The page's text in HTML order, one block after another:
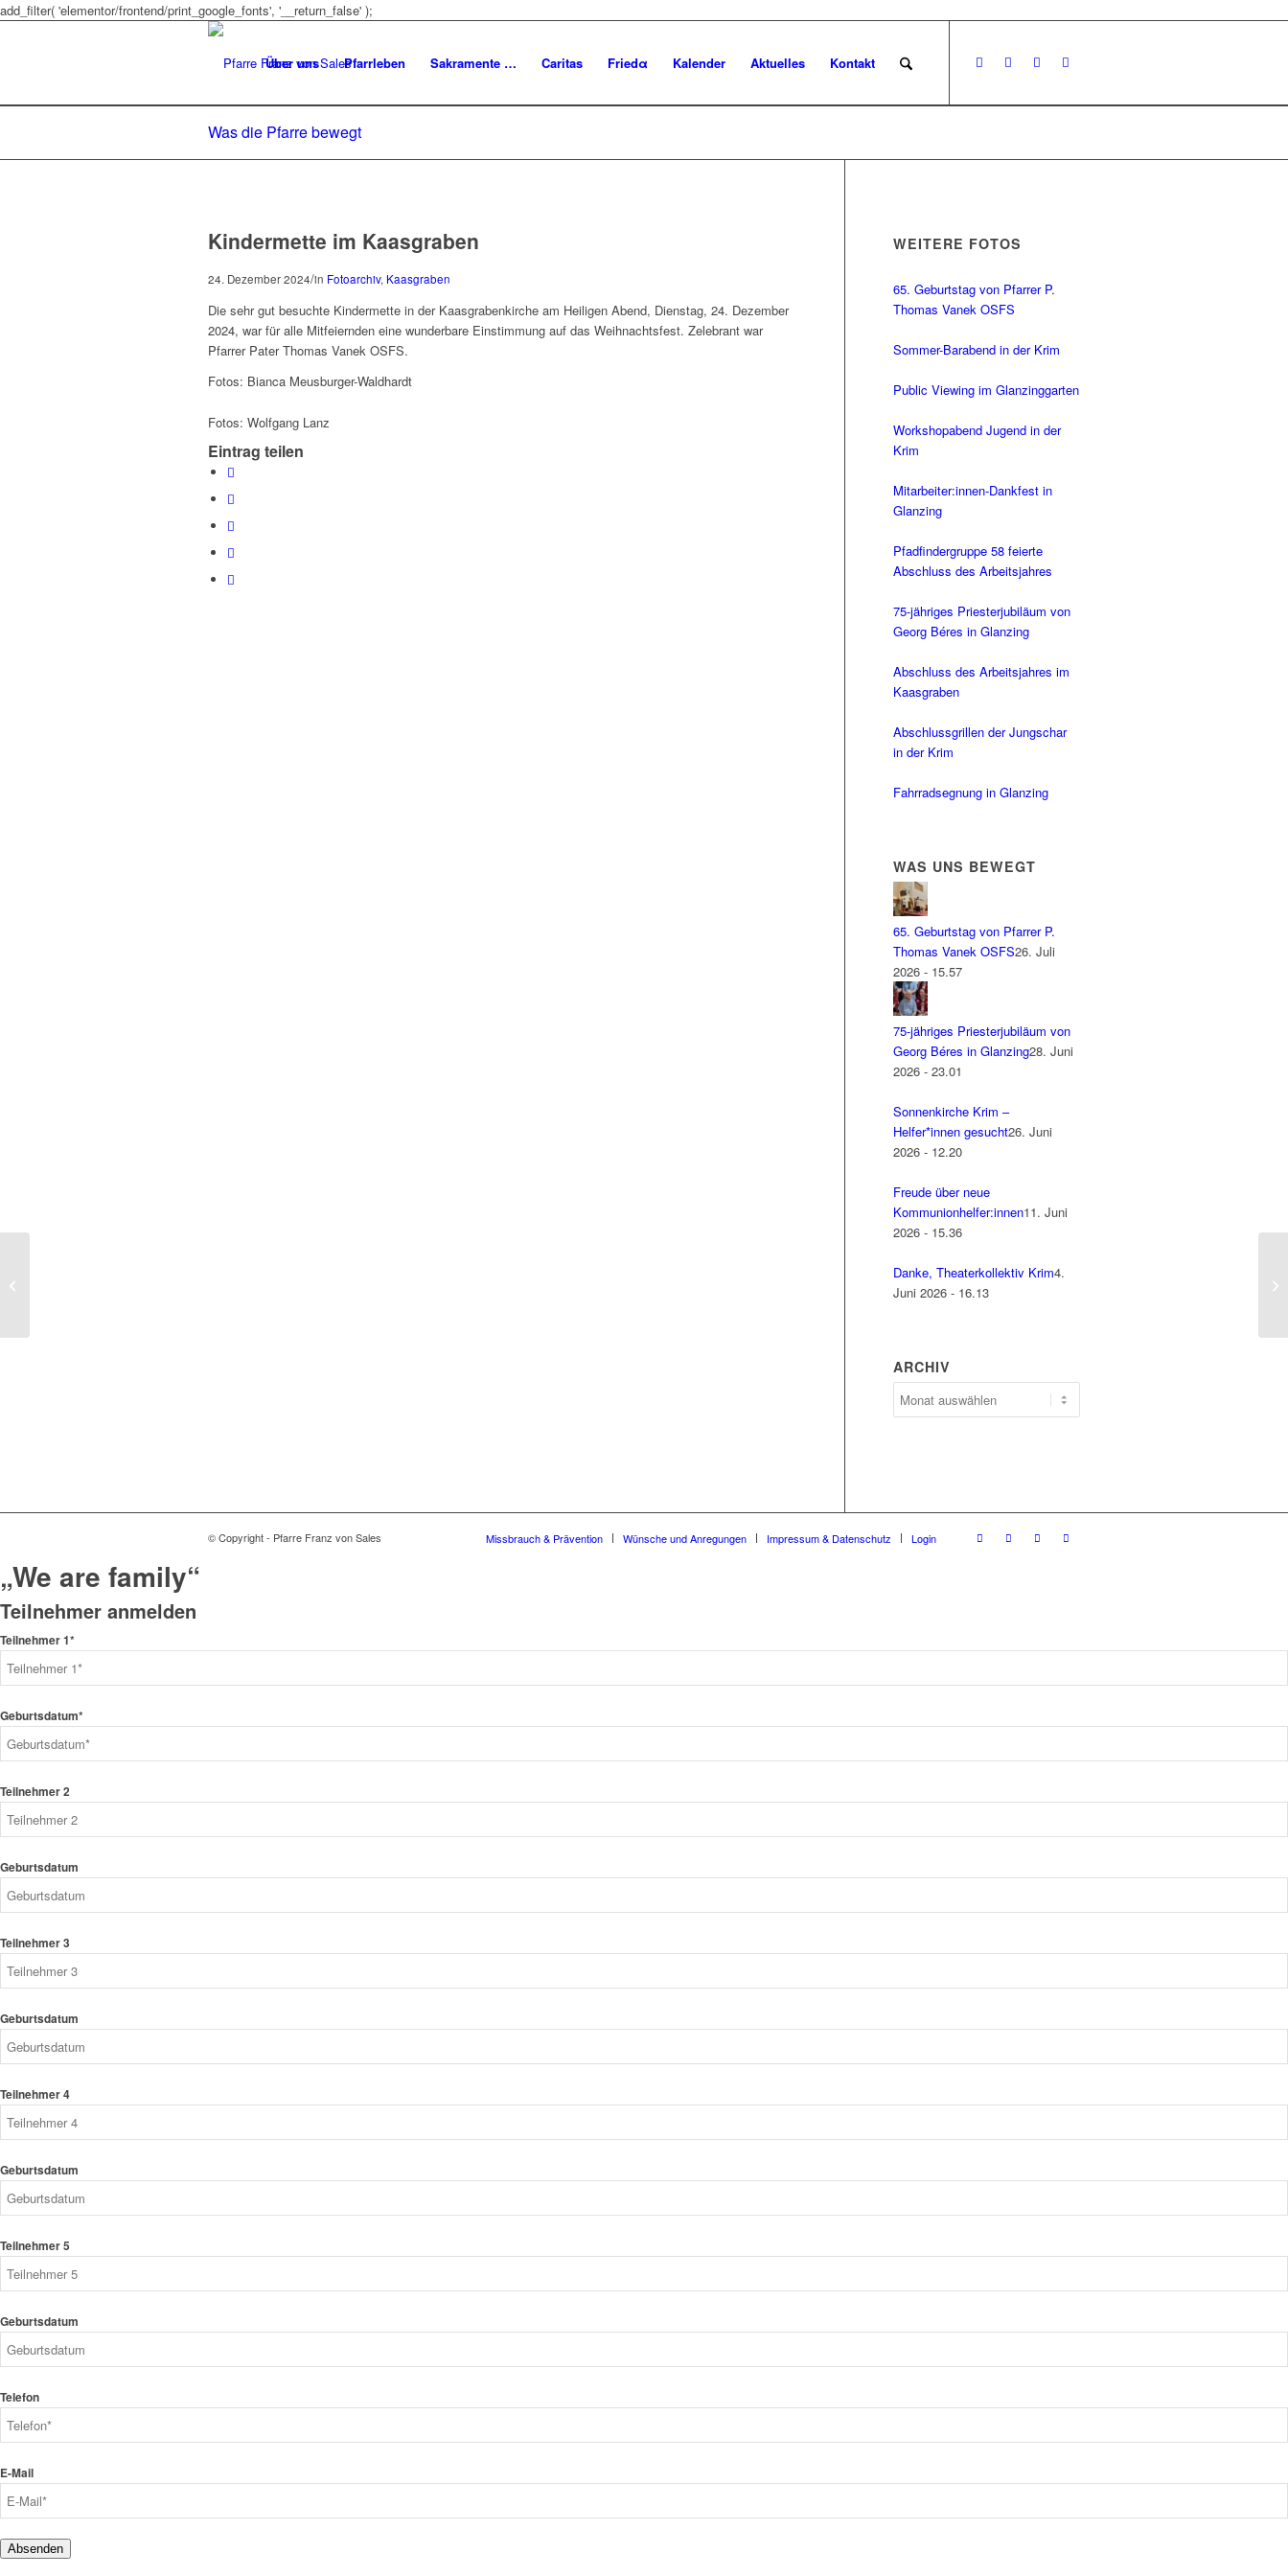
add_filter( 'elementor/frontend/print_google_fonts', '__return_false' );
Über uns Pfarrleben Sakramente … Caritas Friedα Kalender Aktuelles Kontakt
Was die Pfarre bewegt
Kindermette im Kaasgraben
24. Dezember 2024/in Fotoarchiv, Kaasgraben
Die sehr gut besuchte Kindermette in der Kaasgrabenkirche am Heiligen Abend, Dienstag, 24. Dezember
2024, war für alle Mitfeiernden eine wunderbare Einstimmung auf das Weihnachtsfest. Zelebrant war
Pfarrer Pater Thomas Vanek OSFS.
Fotos: Bianca Meusburger-Waldhardt
Fotos: Wolfgang Lanz
Eintrag teilen
WEITERE FOTOS
65. Geburtstag von Pfarrer P.
Thomas Vanek OSFS
Sommer-Barabend in der Krim
Public Viewing im Glanzinggarten
Workshopabend Jugend in der
Krim
Mitarbeiter:innen-Dankfest in
Glanzing
Pfadfindergruppe 58 feierte
Abschluss des Arbeitsjahres
75-jähriges Priesterjubiläum von
Georg Béres in Glanzing
Abschluss des Arbeitsjahres im
Kaasgraben
Abschlussgrillen der Jungschar
in der Krim
Fahrradsegnung in Glanzing
WAS UNS BEWEGT
65. Geburtstag von Pfarrer P.
Thomas Vanek OSFS26. Juli
2026 - 15.57
75-jähriges Priesterjubiläum von
Georg Béres in Glanzing28. Juni
2026 - 23.01
Sonnenkirche Krim –
Helfer*innen gesucht26. Juni
2026 - 12.20
Freude über neue
Kommunionhelfer:innen11. Juni
2026 - 15.36
Danke, Theaterkollektiv Krim4.
Juni 2026 - 16.13
ARCHIV
© Copyright - Pfarre Franz von Sales Missbrauch & Prävention Wünsche und Anregungen Impressum & Datenschutz Login
„We are family“
Teilnehmer anmelden
Teilnehmer 1*
Geburtsdatum*
Teilnehmer 2
Geburtsdatum
Teilnehmer 3
Geburtsdatum
Teilnehmer 4
Geburtsdatum
Teilnehmer 5
Geburtsdatum
Telefon
E-Mail
Absenden